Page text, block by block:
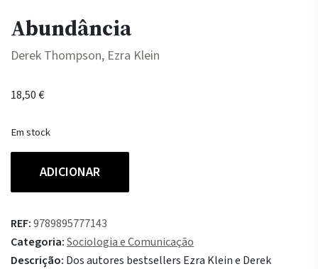
Abundância
Derek Thompson, Ezra Klein
18,50€
Em stock
Abundância
ADICIONAR
REF:9789895777143
Categoria:Sociologia e Comunicação
Descrição: Dos autores bestsellers Ezra Klein e Derek